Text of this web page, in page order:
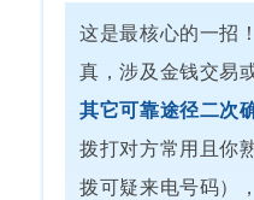
这是最核心的一招
真，涉及金钱交易
其它可靠途径二次
拨打对方常用且你
拨可疑来电号码）